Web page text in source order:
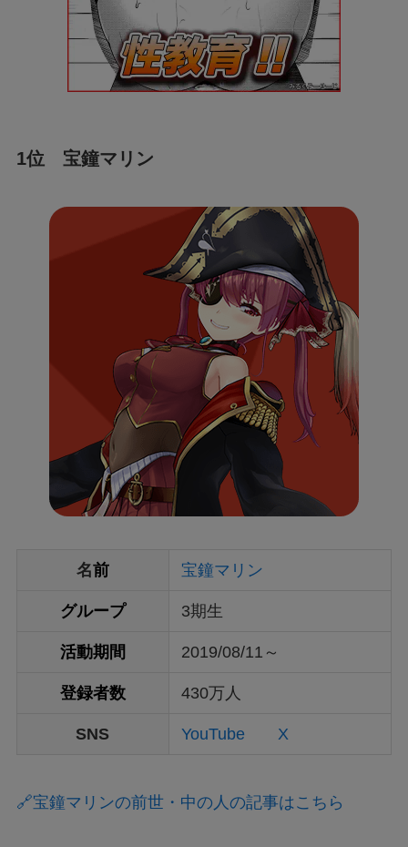
1位 宝鐘マリン
名前 宝鐘マリン
グループ 3期生
活動期間 2019/08/11～
登録者数 430万人
SNS YouTube X
🔗宝鐘マリンの前世・中の人の記事はこちら